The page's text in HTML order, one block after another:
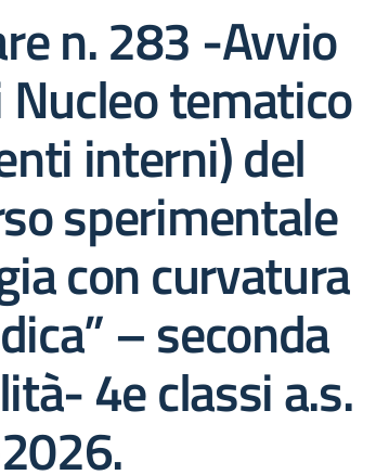
n. 283 -Avvio
tematico
interni) del
sperimentale
con curvatura
– seconda
4e classi a.s.